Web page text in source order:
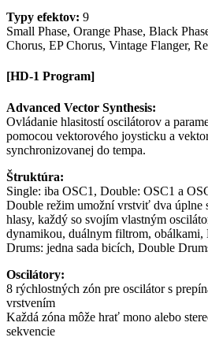
Typy efektov: 9
Small Phase, Orange Phase, Black
Chorus, EP Chorus, Vintage Flanger,
[HD-1 Program]
Advanced Vector Synthesis:
Ovládanie hlasitostí oscilátorov a
pomocou vektorového joysticku a
synchronizovanej do tempa.
Štruktúra:
Single: iba OSC1, Double: OSC1 a
Double režim umožní vrstviť dva úplne
hlasy, každý so svojím vlastným
dynamikou, duálnym filtrom, obálkami,
Drums: jedna sada bicích, Double
Oscilátory:
8 rýchlostných zón pre oscilátor s
vrstvením
Každá zóna môže hrať mono alebo
sekvencie